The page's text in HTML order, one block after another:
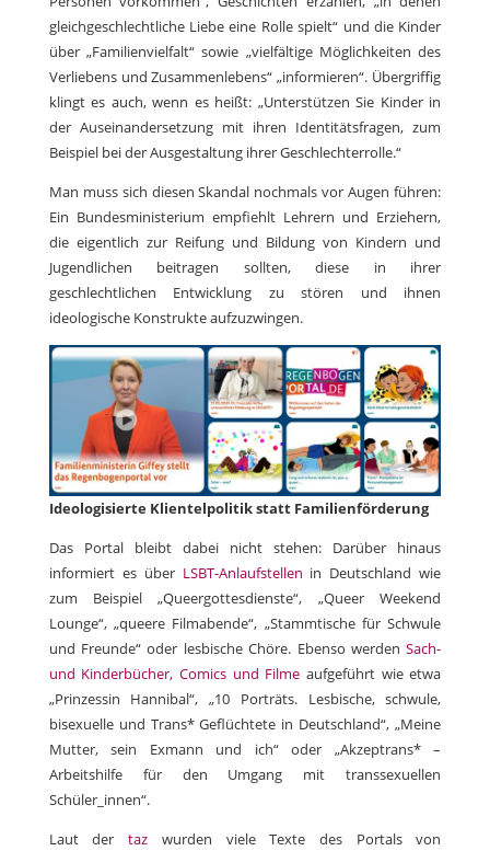
gleichgeschlechtliche Liebe eine Rolle spielt“ und die Kinder
über „Familienvielfalt“ sowie „vielfältige Möglichkeiten des
Verliebens und Zusammenlebens“ „informieren“. Übergriffig
klingt es auch, wenn es heißt: „Unterstützen Sie Kinder in
der Auseinandersetzung mit ihren Identitätsfragen, zum
Beispiel bei der Ausgestaltung ihrer Geschlechterrolle.“
Man muss sich diesen Skandal nochmals vor Augen führen:
Ein Bundesministerium empfiehlt Lehrern und Erziehern,
die eigentlich zur Reifung und Bildung von Kindern und
Jugendlichen beitragen sollten, diese in ihrer
geschlechtlichen Entwicklung zu stören und ihnen
ideologische Konstrukte aufzuzwingen.
Ideologisierte Klientelpolitik statt Familienförderung
Das Portal bleibt dabei nicht stehen: Darüber hinaus
informiert es über LSBT-Anlaufstellen in Deutschland wie
zum Beispiel „Queergottesdienste“, „Queer Weekend
Lounge“, „queere Filmabende“, „Stammtische für Schwule
und Freunde“ oder lesbische Chöre. Ebenso werdenSach-
und Kinderbücher, Comics und Filme aufgeführt wie etwa
„Prinzessin Hannibal“, „10 Porträts. Lesbische, schwule,
bisexuelle und Trans* Geflüchtete in Deutschland“, „Meine
Mutter, sein Exmann und ich“ oder „Akzeptrans* –
Arbeitshilfe für den Umgang mit transsexuellen
Schüler_innen“.
Laut dertaz wurden viele Texte des Portals von